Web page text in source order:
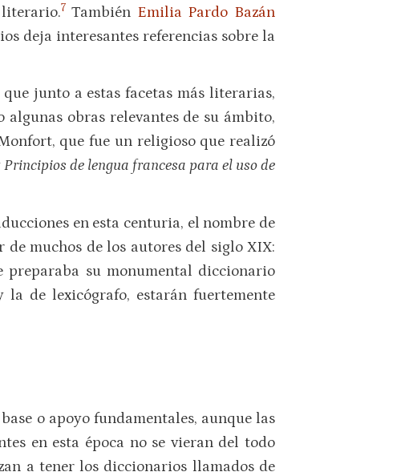
7 También Emilia Pardo Bazán
deja interesantes referencias sobre la
junto a estas facetas más literarias,
obras relevantes de su ámbito,
que fue un religioso que realizó
Principios de lengua francesa para el uso de
en esta centuria, el nombre de
muchos de los autores del siglo XIX:
su monumental diccionario
de lexicógrafo, estarán fuertemente
o apoyo fundamentales, aunque las
en esta época no se vieran del todo
a tener los diccionarios llamados de